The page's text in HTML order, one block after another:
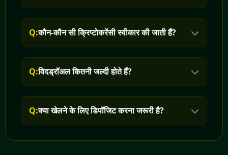
Q:कौन-कौन सी क्रिप्टोकरेंसी स्वीकार की जाती हैं?
Q:विदड्रॉअल कितनी जल्दी होते हैं?
Q:क्या खेलने के लिए डिपॉजिट करना जरूरी है?